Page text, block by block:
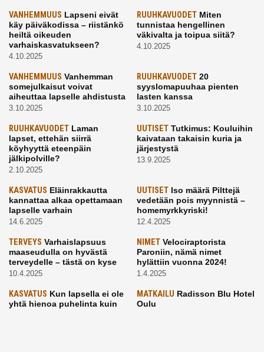
VANHEMMUUS Lapseni eivät
käy päiväkodissa – riistänkö
heiltä oikeuden
varhaiskasvatukseen?
4.10.2025
RUUHKAVUODETMiten
tunnistaa hengellinen
väkivalta ja toipua siitä?
4.10.2025
VANHEMMUUS Vanhemman
somejulkaisut voivat
aiheuttaa lapselle ahdistusta
3.10.2025
RUUHKAVUODET20
syyslomapuuhaa pienten
lasten kanssa
3.10.2025
RUUHKAVUODET Laman
lapset, ettehän siirrä
köyhyyttä eteenpäin
jälkipolville?
2.10.2025
UUTISETTutkimus: Kouluihin
kaivataan takaisin kuria ja
järjestystä
13.9.2025
KASVATUS Eläinrakkautta
kannattaa alkaa opettamaan
lapselle varhain
14.6.2025
UUTISETIso määrä Pilttejä
vedetään pois myynnistä –
homemyrkkyriski!
12.4.2025
TERVEYS Varhaislapsuus
maaseudulla on hyvästä
terveydelle – tästä on kyse
10.4.2025
NIMETVelociraptorista
Paroniin, nämä nimet
hylättiin vuonna 2024!
1.4.2025
KASVATUS Kun lapsella ei ole
yhtä hienoa puhelinta kuin
MATKAILU Radisson Blu Hotel
Oulu